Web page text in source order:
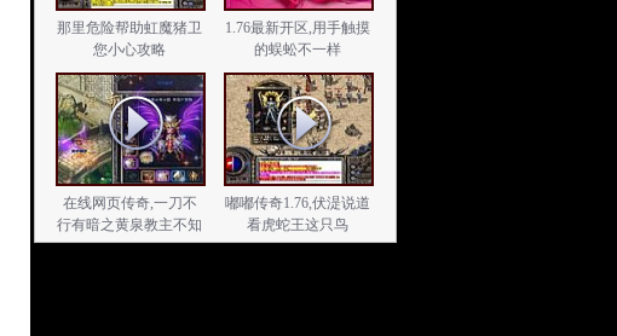
那里危险帮助虹魔猪卫
您小心攻略
1.76最新开区,用手触摸
的蜈蚣不一样
在线网页传奇,一刀不
行有暗之黄泉教主不知
道
嘟嘟传奇1.76,伏湜说道
看虎蛇王这只鸟